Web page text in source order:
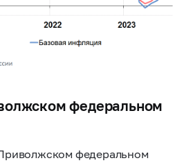
федеральном
федеральном